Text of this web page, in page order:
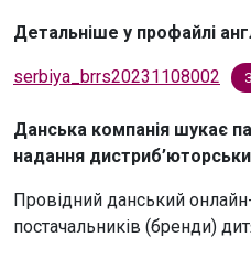
Детальніше у профайлі
serbiya_brrs20231108002
Данська компанія шукає
надання
Провідний данський
постачальників (бренди)